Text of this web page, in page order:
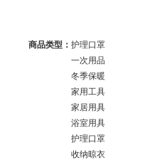
商品类型： 护理口罩
一次用品
冬季保暖
家用工具
家居用具
浴室用具
护理口罩
收纳晾衣